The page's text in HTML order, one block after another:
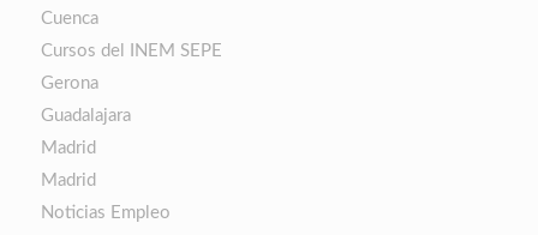
Cuenca
Cursos del INEM SEPE
Gerona
Guadalajara
Madrid
Madrid
Noticias Empleo